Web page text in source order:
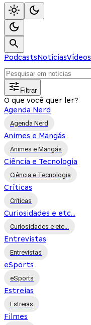
PodcastsNotíciasVídeos
Filtrar
O que você quer ler?
Agenda Nerd
Agenda Nerd
Animes e Mangás
Animes e Mangás
Ciência e Tecnologia
Ciência e Tecnologia
Críticas
Críticas
Curiosidades e etc...
Curiosidades e etc...
Entrevistas
Entrevistas
eSports
eSports
Estreias
Estreias
Filmes